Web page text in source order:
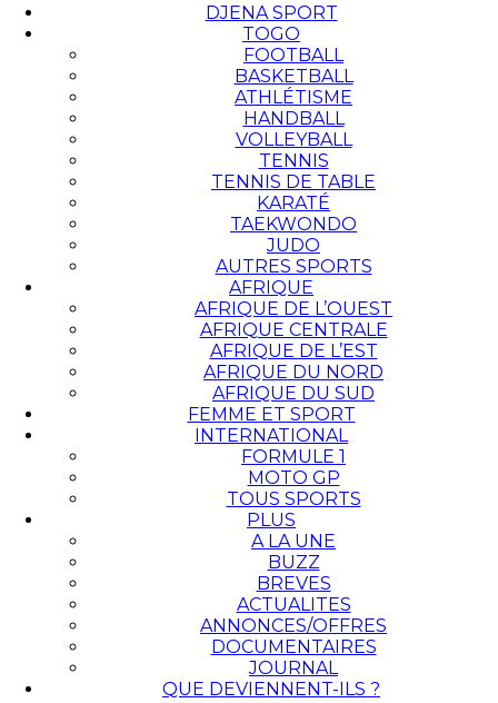
DJENA SPORT
TOGO
FOOTBALL
BASKETBALL
ATHLÉTISME
HANDBALL
VOLLEYBALL
TENNIS
TENNIS DE TABLE
KARATÉ
TAEKWONDO
JUDO
AUTRES SPORTS
AFRIQUE
AFRIQUE DE L’OUEST
AFRIQUE CENTRALE
AFRIQUE DE L’EST
AFRIQUE DU NORD
AFRIQUE DU SUD
FEMME ET SPORT
INTERNATIONAL
FORMULE 1
MOTO GP
TOUS SPORTS
PLUS
A LA UNE
BUZZ
BREVES
ACTUALITES
ANNONCES/OFFRES
DOCUMENTAIRES
JOURNAL
QUE DEVIENNENT-ILS ?